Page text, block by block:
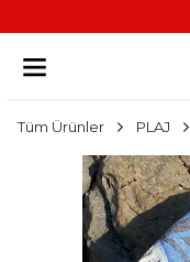
Tüm Ürünler PLAJ